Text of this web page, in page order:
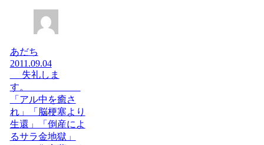
あだち
2011.09.04
失礼しま
す。
「アル中を癒さ
れ」「脳梗塞より
生還」「倒産によ
るサラ金地獄」